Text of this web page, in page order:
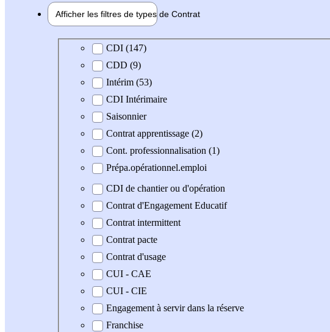
Afficher les filtres de types de Contrat
Type de contratCDI (147)
CDD (9)
Intérim (53)
CDI Intérimaire
Saisonnier
Contrat apprentissage (2)
Cont. professionnalisation (1)
Prépa.opérationnel.emploi
CDI de chantier ou d'opération
Contrat d'Engagement Educatif
Contrat intermittent
Contrat pacte
Contrat d'usage
CUI - CAE
CUI - CIE
Engagement à servir dans la réserve
Franchise